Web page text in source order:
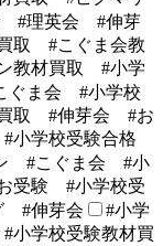
#理英会 #伸芽
取 #こぐま会教
教材買取 #小学
ぐま会 #小学校
取 #伸芽会 #お
小学校受験合格
#こぐま会 #小
受験 #小学校受
#伸芽会
#小学
小学校受験教材買